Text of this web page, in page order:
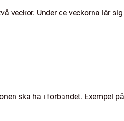
veckor. Under de veckorna lär sig
ska ha i förbandet. Exempel på